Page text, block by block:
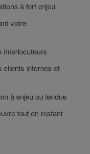
à fort enjeu
votre
interlocuteurs
clients internes et
à enjeu ou tendue
tout en restant